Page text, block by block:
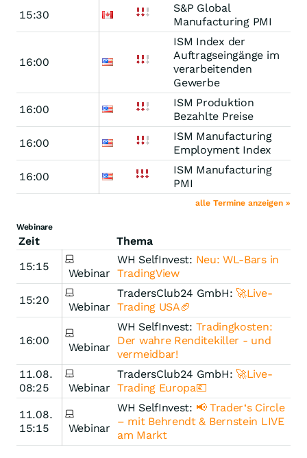
15:30
S&P Global
Manufacturing PMI
16:00
ISM Index der
Auftragseingänge im
verarbeitenden
Gewerbe
16:00
ISM Produktion
Bezahlte Preise
16:00
ISM Manufacturing
Employment Index
16:00
ISM Manufacturing
PMI
alle Termine anzeigen »
Webinare
Zeit
Thema
15:15
Webinar
WH SelfInvest: Neu: WL-Bars in
TradingView
15:20
Webinar
TradersClub24 GmbH: 🚀Live-
Trading USA🏈
16:00
Webinar
WH SelfInvest: Tradingkosten:
Der wahre Renditekiller - und
vermeidbar!
11.08.
08:25
Webinar
TradersClub24 GmbH: 🚀Live-
Trading Europa💶
11.08.
15:15
Webinar
WH SelfInvest: 📢 Trader‘s Circle
– mit Behrendt & Bernstein LIVE
am Markt